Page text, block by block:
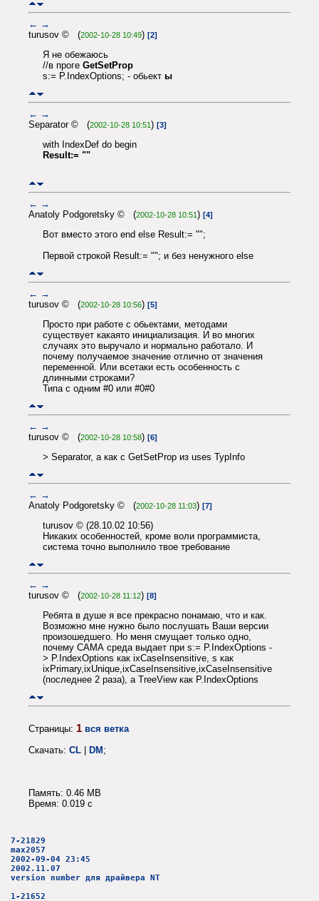
← →
turusov © (2002-10-28 10:49) [2]
Я не обежаюсь
//в проге GetSetProp
s:= P.IndexOptions; - обьект ы
← →
Separator © (2002-10-28 10:51) [3]
with IndexDef do begin
Result:= ""
← →
Anatoly Podgoretsky © (2002-10-28 10:51) [4]
Вот вместо этого end else Result:= "";
Первой строкой Result:= ""; и без ненужного else
← →
turusov © (2002-10-28 10:56) [5]
Просто при работе с обьектами, методами
существует какаято инициализация. И во многих
случаях это выручало и нормально работало. И
почему получаемое значение отлично от значения
переменной. Или всетаки есть особенность с
длинными строками?
Типа с одним #0 или #0#0
← →
turusov © (2002-10-28 10:58) [6]
> Separator, а как с GetSetProp из uses TypInfo
← →
Anatoly Podgoretsky © (2002-10-28 11:03) [7]
turusov © (28.10.02 10:56)
Никаких особенностей, кроме воли программиста,
система точно выполнило твое требование
← →
turusov © (2002-10-28 11:12) [8]
Ребята в душе я все прекрасно понамаю, что и как.
Возможно мне нужно было послушать Ваши версии
произошедшего. Но меня смущает только одно,
почему САМА среда выдает при s:= P.IndexOptions -
> P.IndexOptions как ixCaseInsensitive, s как
ixPrimary,ixUnique,ixCaseInsensitive,ixCaseInsensitive
(последнее 2 раза), а TreeView как P.IndexOptions
Страницы: 1 вся ветка
Скачать: CL | DM;
Память: 0.46 MB
Время: 0.019 c
7-21829
max2057
2002-09-04 23:45
2002.11.07
version number для драйвера NT
1-21652